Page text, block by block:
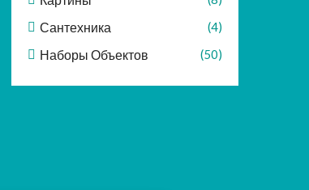
Сантехника (4)
Наборы Объектов (50)